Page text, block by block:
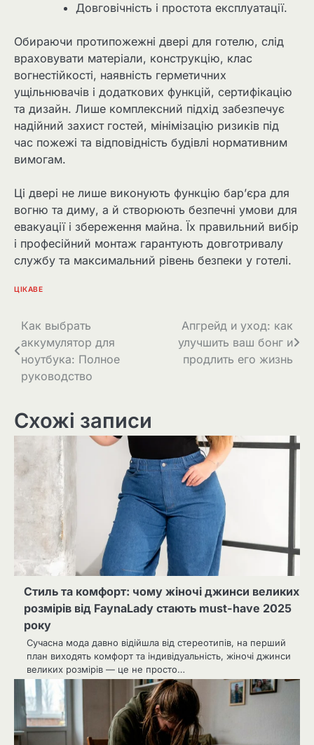
Довговічність і простота експлуатації.
Обираючи протипожежні двері для готелю, слід
враховувати матеріали, конструкцію, клас
вогнестійкості, наявність герметичних
ущільнювачів і додаткових функцій, сертифікацію
та дизайн. Лише комплексний підхід забезпечує
надійний захист гостей, мінімізацію ризиків під
час пожежі та відповідність будівлі нормативним
вимогам.
Ці двері не лише виконують функцію бар’єра для
вогню та диму, а й створюють безпечні умови для
евакуації і збереження майна. Їх правильний вибір
і професійний монтаж гарантують довготривалу
службу та максимальний рівень безпеки у готелі.
ЦІКАВЕ
Навігація
записів
Как выбрать
аккумулятор для
ноутбука: Полное
руководство
Апгрейд и уход: как
улучшить ваш бонг и
продлить его жизнь
Схожі записи
Стиль та комфорт: чому жіночі джинси великих
розмірів від FaynaLady стають must-have 2025
року
Сучасна мода давно відійшла від стереотипів, на перший
план виходять комфорт та індивідуальність, жіночі джинси
великих розмірів — це не просто…